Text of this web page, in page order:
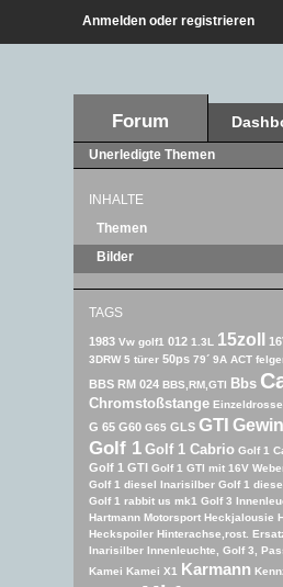
Anmelden oder registrieren
Forum
Unerledigte Themen
INHALTE
Themen
Bilder
TAGS
1983 Vw golf1 012 1.3L 15zoll
3DRW 5 türer 50ps 79´ 9A ACT
BBS RM 024 BBS,RM,GTI Bbs
Chromstoßstange
G 65 G60 G65 GLS GTI
Golf 1 Golf 1 Cabrio Golf 1
Golf 1 GTI Golf 1 GTI mit 16V
Golf 1 diesel Inarisilber Golf 1
Golf 1 rabbit us mk1 Golf 3
Hartmann Motorsport Heckjalousie
Heckspoiler Hinterachse,rost.
Inarisilber Innenleuchte, Golf 3,
Kamei Kamei X1 Karmann